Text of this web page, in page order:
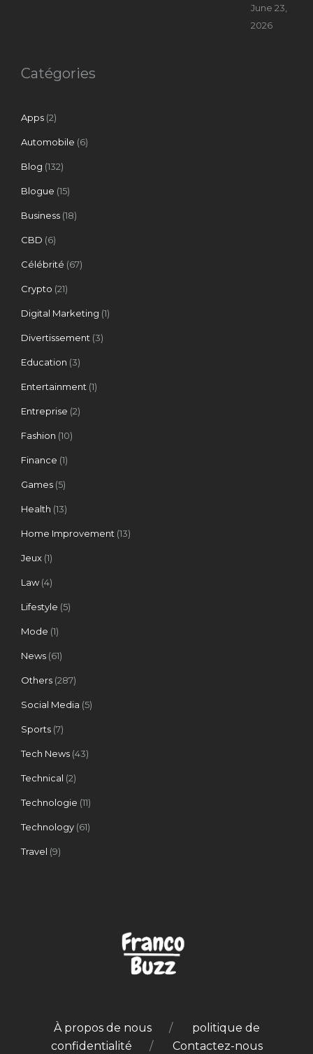
June 23,
2026
Catégories
Apps (2)
Automobile (6)
Blog (132)
Blogue (15)
Business (18)
CBD (6)
Célébrité (67)
Crypto (21)
Digital Marketing (1)
Divertissement (3)
Education (3)
Entertainment (1)
Entreprise (2)
Fashion (10)
Finance (1)
Games (5)
Health (13)
Home Improvement (13)
Jeux (1)
Law(4)
Lifestyle (5)
Mode (1)
News (61)
Others (287)
Social Media (5)
Sports (7)
Tech News (43)
Technical (2)
Technologie (11)
Technology (61)
Travel (9)
À propos de nous
politique de
confidentialité
Contactez-nous